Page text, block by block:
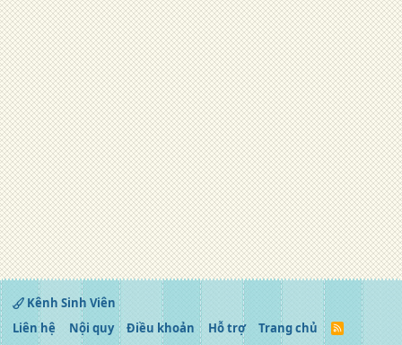
Kênh Sinh Viên
Liên hệ
Nội quy Điều khoản Hỗ trợ Trang chủ
R